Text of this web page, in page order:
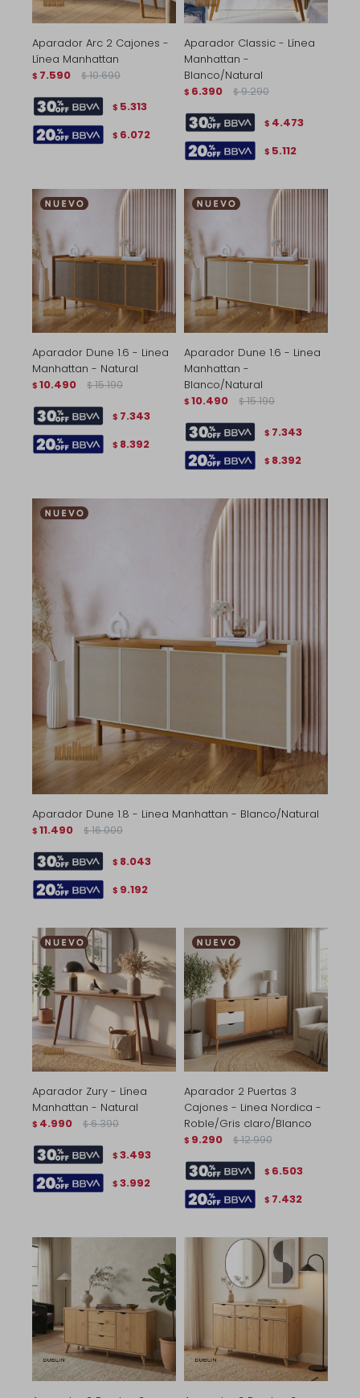
Aparador Arc 2 Cajones -
Línea Manhattan
$ 7.590 $ 10.690
$ 5.313
$ 6.072
Aparador Classic - Línea
Manhattan -
Blanco/Natural
$ 6.390 $ 9.290
$ 4.473
$ 5.112
Aparador Dune 1.6 - Linea
Manhattan - Natural
$ 10.490 $ 15.190
$ 7.343
$ 8.392
Aparador Dune 1.6 - Linea
Manhattan -
Blanco/Natural
$ 10.490 $ 15.190
$ 7.343
$ 8.392
Aparador Dune 1.8 - Linea Manhattan - Blanco/Natural
$ 11.490 $ 16.000
$ 8.043
$ 9.192
Aparador Zury - Línea
Manhattan - Natural
$ 4.990 $ 6.390
$ 3.493
$ 3.992
Aparador 2 Puertas 3
Cajones - Linea Nordica -
Roble/Gris claro/Blanco
$ 9.290 $ 12.990
$ 6.503
$ 7.432